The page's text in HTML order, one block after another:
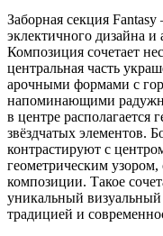
Заборная секция
эклектичного дизайна и
Композиция сочетает
центральная часть
арочными формами с
напоминающими
в центре располагается
звёздчатых элементов.
контрастируют с
геометрическим узором,
композиции. Такое
уникальный
традицией и